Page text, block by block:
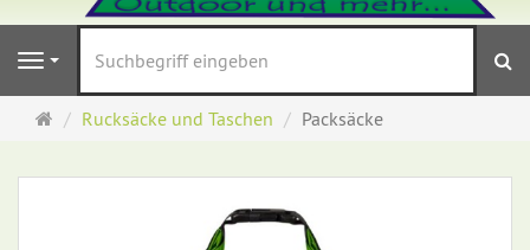
Navigation
Startseite
Rucksäcke und Taschen Packsäcke